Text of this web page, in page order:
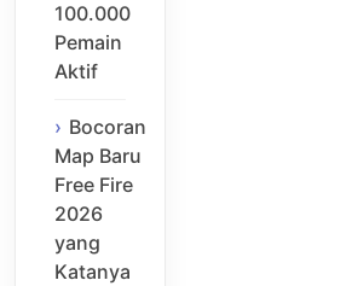
100.000
Pemain
Aktif
Bocoran
Map Baru
Free Fire
2026
yang
Katanya